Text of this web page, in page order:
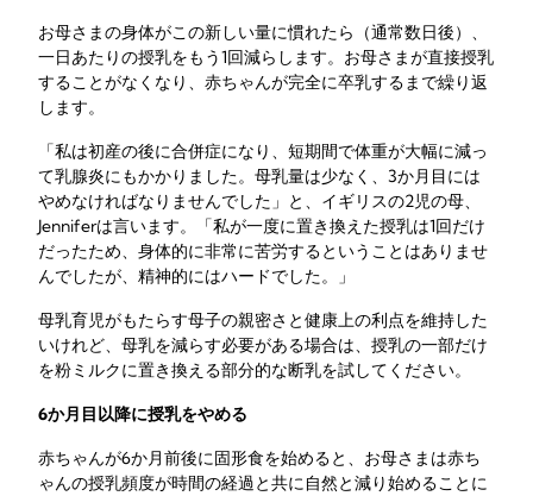
お母さまの身体がこの新しい量に慣れたら（通常数日後）、
一日あたりの授乳をもう1回減らします。お母さまが直接授乳
することがなくなり、赤ちゃんが完全に卒乳するまで繰り返
します。
「私は初産の後に合併症になり、短期間で体重が大幅に減っ
て乳腺炎にもかかりました。母乳量は少なく、3か月目には
やめなければなりませんでした」と、イギリスの2児の母、
Jenniferは言います。「私が一度に置き換えた授乳は1回だけ
だったため、身体的に非常に苦労するということはありませ
んでしたが、精神的にはハードでした。」
母乳育児がもたらす母子の親密さと健康上の利点を維持した
いけれど、母乳を減らす必要がある場合は、授乳の一部だけ
を粉ミルクに置き換える部分的な断乳を試してください。
6か月目以降に授乳をやめる
赤ちゃんが6か月前後に固形食を始めると、お母さまは赤ち
ゃんの授乳頻度が時間の経過と共に自然と減り始めることに